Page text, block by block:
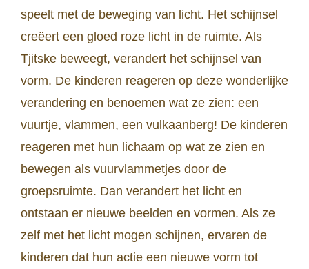
speelt met de beweging van licht. Het schijnsel
creëert een gloed roze licht in de ruimte. Als
Tjitske beweegt, verandert het schijnsel van
vorm. De kinderen reageren op deze wonderlijke
verandering en benoemen wat ze zien: een
vuurtje, vlammen, een vulkaanberg! De kinderen
reageren met hun lichaam op wat ze zien en
bewegen als vuurvlammetjes door de
groepsruimte. Dan verandert het licht en
ontstaan er nieuwe beelden en vormen. Als ze
zelf met het licht mogen schijnen, ervaren de
kinderen dat hun actie een nieuwe vorm tot